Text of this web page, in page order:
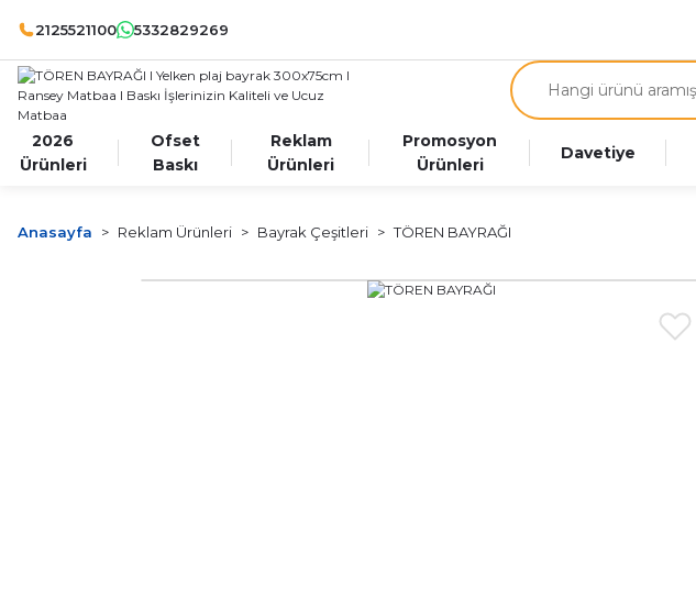
2125521100 5332829269
2026
Ürünleri
Ofset
Baskı
Reklam
Ürünleri
Promosyon
Ürünleri
Davetiye
Anasayfa Reklam Ürünleri Bayrak Çeşitleri TÖREN BAYRAĞI